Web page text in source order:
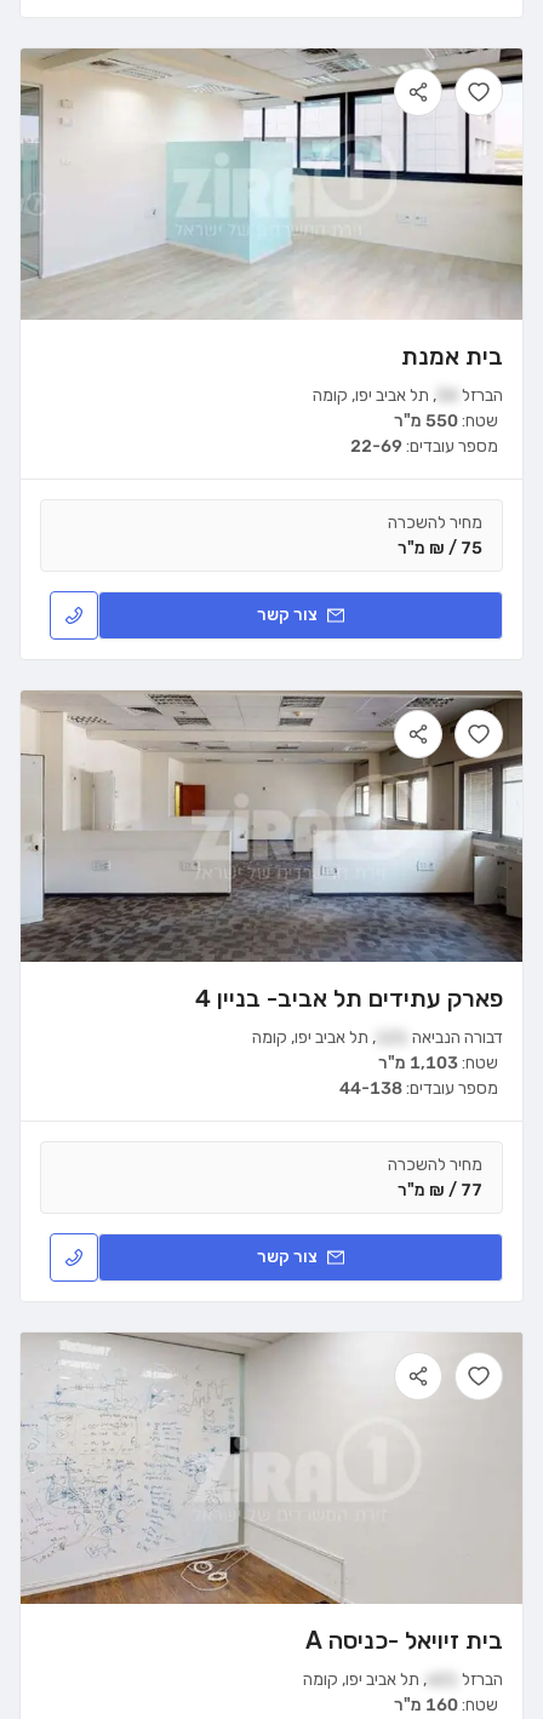
בית אמנת
הברזל , תל אביב יפו, קומה
שטח:550 מ"ר
מספר עובדים:22-69
מחיר להשכרה
75 / ₪ מ"ר
צור קשר
פארק עתידים תל אביב- בניין 4
דבורה הנביאה , תל אביב יפו, קומה
שטח:1,103 מ"ר
מספר עובדים:44-138
מחיר להשכרה
77 / ₪ מ"ר
צור קשר
בית זיויאל -כניסה A
הברזל , תל אביב יפו, קומה
שטח:160 מ"ר